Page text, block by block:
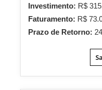
Investimento: R$
Faturamento: R$
Prazo de Retorno: